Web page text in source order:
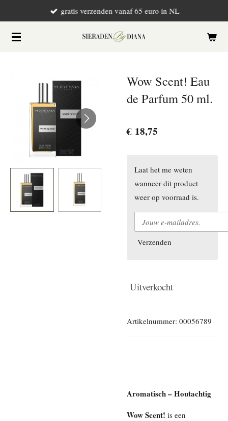
naar
gratis verzenden vanaf 65 euro in NL
Wow Scent! Eau
de Parfum 50 ml.
€ 18,75
Laat het me weten
wanneer dit product
weer op voorraad is.
Verzenden
Uitverkocht
Artikelnummer: 00056789
Aromatisch – Houtachtig
Wow Scent! is een